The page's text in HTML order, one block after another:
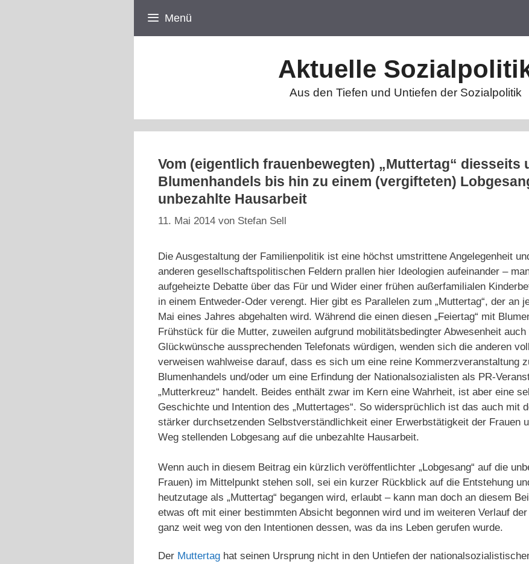
Menü
Aktuelle
Aus den Tiefen und Untiefen der Sozialpolitik
Vom (eigentlich frauenbewegten) „Muttertag“ diesseits
Blumenhandels bis hin zu einem (vergifteten)
unbezahlte Hausarbeit
11. Mai 2014 von Stefan Sell
Die Ausgestaltung der Familienpolitik ist eine höchst umstrittene Angelegenheit
anderen gesellschaftspolitischen Feldern prallen hier Ideologien aufeinander –
aufgeheizte Debatte über das Für und Wider einer frühen außerfamilialen
in einem Entweder-Oder verengt. Hier gibt es Parallelen zum „Muttertag“, der an
Mai eines Jahres abgehalten wird. Während die einen diesen „Feiertag“ mit
Frühstück für die Mutter, zuweilen aufgrund mobilitätsbedingter Abwesenheit
Glückwünsche aussprechenden Telefonats würdigen, wenden sich die anderen
verweisen wahlweise darauf, dass es sich um eine reine Kommerzveranstaltung
Blumenhandels und/oder um eine Erfindung der Nationalsozialisten als PR-
„Mutterkreuz“ handelt. Beides enthält zwar im Kern eine Wahrheit, ist aber eine
Geschichte und Intention des „Muttertages“. So widersprüchlich ist das auch mit
stärker durchsetzenden Selbstverständlichkeit einer Erwerbstätigkeit der Frauen
Weg stellenden Lobgesang auf die unbezahlte Hausarbeit.
Wenn auch in diesem Beitrag ein kürzlich veröffentlichter „Lobgesang“ auf die
Frauen) im Mittelpunkt stehen soll, sei ein kurzer Rückblick auf die Entstehung
heutzutage als „Muttertag“ begangen wird, erlaubt – kann man doch an diesem
etwas oft mit einer bestimmten Absicht begonnen wird und im weiteren Verlauf
ganz weit weg von den Intentionen dessen, was da ins Leben gerufen wurde.
Der Muttertag hat seinen Ursprung nicht in den Untiefen der